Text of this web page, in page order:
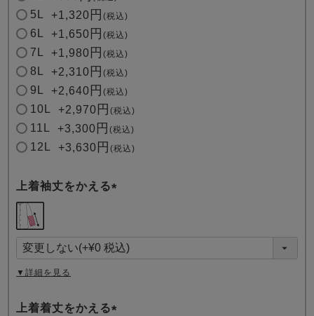
5L +1,320 税込
6L +1,650 税込
7L +1,980 税込
8L +2,310 税込
9L +2,640 税込
10L +2,970 税込
11L +3,300 税込
12L +3,630 税込
上着袖丈をかえる
須
)
▼詳細を見る
上着着丈をかえる